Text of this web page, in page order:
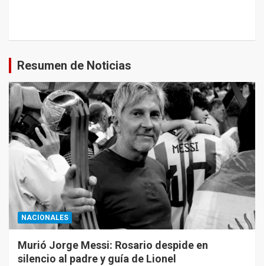
Resumen de Noticias
NACIONALES
Murió Jorge Messi: Rosario despide en
silencio al padre y guía de Lionel